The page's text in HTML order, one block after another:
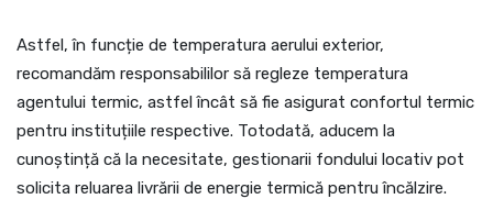
Astfel, în funcție de temperatura aerului exterior,
recomandăm responsabililor să regleze temperatura
agentului termic, astfel încât să fie asigurat confortul termic
pentru instituțiile respective. Totodată, aducem la
cunoștință că la necesitate, gestionarii fondului locativ pot
solicita reluarea livrării de energie termică pentru încălzire.